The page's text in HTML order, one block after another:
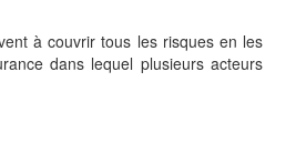
à couvrir tous les risques en les
dans lequel plusieurs acteurs